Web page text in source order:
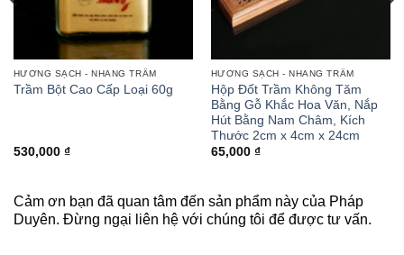
HƯƠNG SẠCH - NHANG TRẦM
Trầm Bột Cao Cấp Loại 60g
530,000 ₫
HƯƠNG SẠCH - NHANG TRẦM
Hộp Đốt Trầm Không Tăm
Bằng Gỗ Khắc Hoa Văn, Nắp
Hút Bằng Nam Châm, Kích
Thước 2cm x 4cm x 24cm
65,000 ₫
Cảm ơn bạn đã quan tâm đến sản phẩm này của Pháp
Duyên. Đừng ngại liên hệ với chúng tôi để được tư vấn.